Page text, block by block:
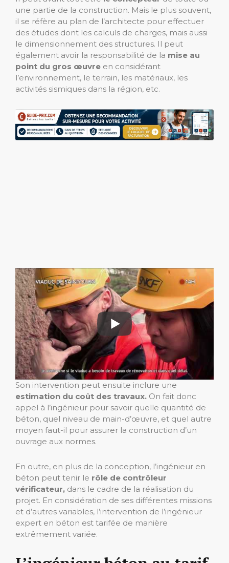
une partie de la construction. Mais le plus souvent,
il se réfère au plan de l’architecte pour effectuer
des études dont les calculs de charges, mais aussi
le dimensionnement des structures. Il peut
également avoir la responsabilité de la mise au
point du gros œuvre en considérant
l’environnement, le terrain, les matériaux, les
activités sismiques dans la région, etc.
Son intervention peut ensuite inclure une
estimation du coût des travaux. On fait donc
appel à l’ingénieur pour savoir quelle quantité de
béton, quel niveau de main-d’œuvre, et quel autre
moyen faut-il pour assurer la construction d’un
ouvrage aux normes.
En outre, en plus de la conception, l’ingénieur en
béton peut tenir le rôle de contrôleur
vérificateur, dans le cadre de la réalisation du
projet. En considération de ses différentes missions
et d’autres variables, l’intervention de l’ingénieur
expert en béton est tarifée de manière
extrêmement variée.